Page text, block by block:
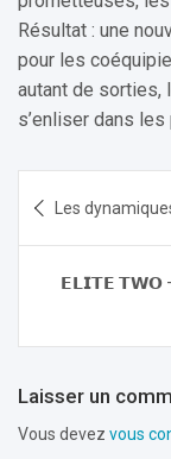
Résultat : une
pour les
autant de sorties,
s’enliser dans
de
Les
𝗘𝗟𝗜𝗧𝗘 𝗧𝗪𝗢
Laisser un
Vous devez vous